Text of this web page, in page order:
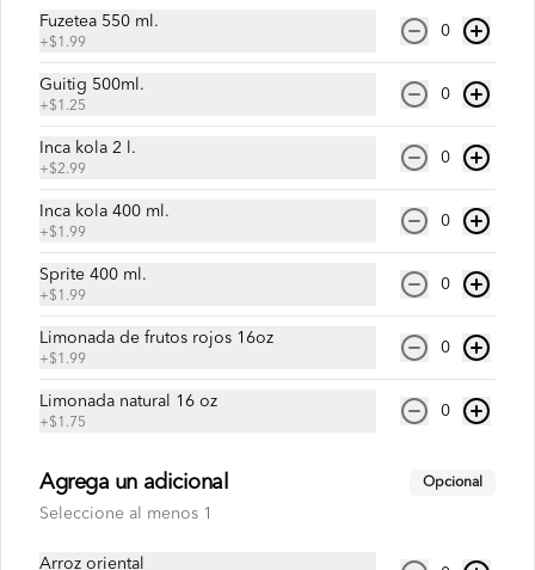
Medio Chaulafan Especial
Media porcion de arroz salteado con
camarón, chancho, pollo y vegetales.
$3.75
Mega-Fan
Tallarines
Fuzetea 550 ml.
+$1.99
0
Guitig 500ml.
+$1.25
0
Inca kola 2 l.
+$2.99
0
Inca kola 400 ml.
+$1.99
0
Sprite 400 ml.
+$1.99
0
Limonada de frutos rojos 16oz
+$1.99
0
Limonada natural 16 oz
+$1.75
0
Agrega un adicional Opcional
Seleccione al menos 1
Arroz oriental